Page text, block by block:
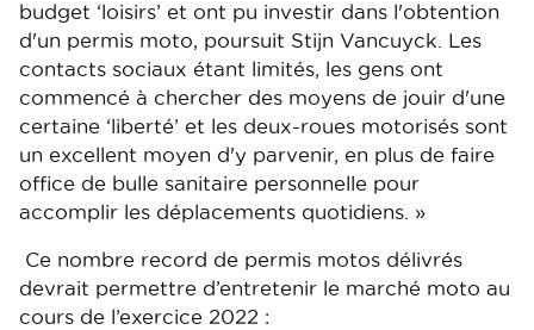
budget ‘loisirs’ et ont pu investir dans l'obtention
d'un permis moto, poursuit Stijn Vancuyck. Les
contacts sociaux étant limités, les gens ont
commencé à chercher des moyens de jouir d'une
certaine ‘liberté’ et les deux-roues motorisés sont
un excellent moyen d'y parvenir, en plus de faire
office de bulle sanitaire personnelle pour
accomplir les déplacements quotidiens. »
Ce nombre record de permis motos délivrés
devrait permettre d’entretenir le marché moto au
cours de l’exercice 2022 :